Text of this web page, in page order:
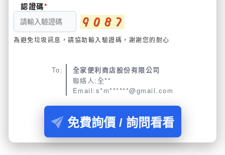
認證碼
為避免垃圾訊息，請協助輸入驗證碼，謝謝您的耐心
To:
全家便利商店股份有限公司
聯絡人:全**
Email:s*m******@gmail.com
免費詢價 / 詢問看看